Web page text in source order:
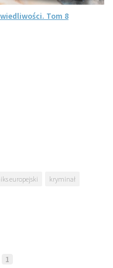
Tom 8
europejski
kryminał
1